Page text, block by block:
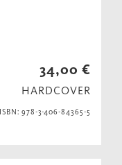
34,00 €
HARDCOVER
978-3-406-84365-5